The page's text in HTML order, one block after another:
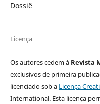
Dossiê
Licença
Os autores cedem à Revista
exclusivos de primeira
licenciado sob a Licença
International. Esta licença